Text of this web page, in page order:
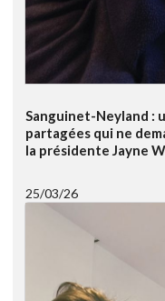
Sanguinet-Neyland :
partagées qui ne
la présidente Jayne
25/03/26